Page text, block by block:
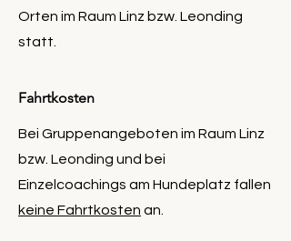
Orten im Raum Linz bzw. Leonding
statt.
Fahrtkosten
Bei Gruppenangeboten im Raum Linz
bzw. Leonding und bei
Einzelcoachings am Hundeplatz fallen
keine Fahrtkosten an.